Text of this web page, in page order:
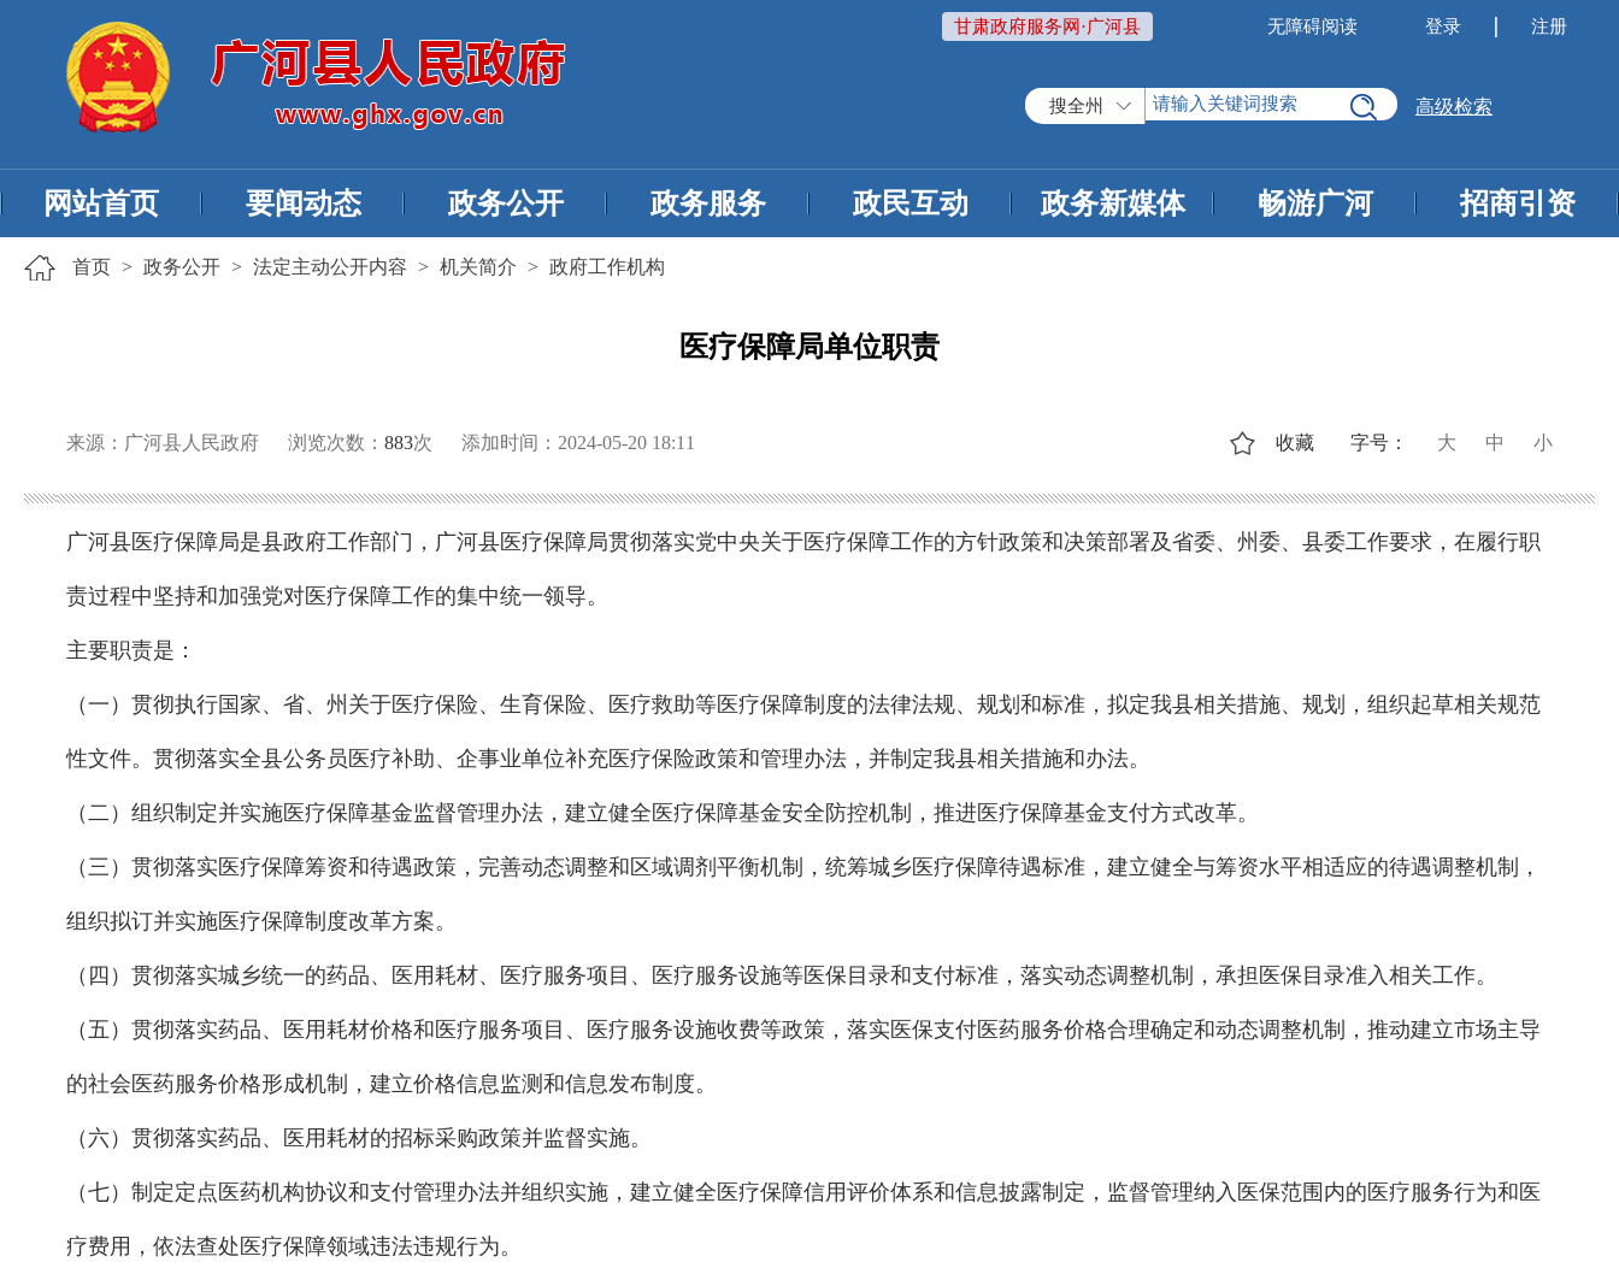
登录 注册
无障碍阅读
甘肃政府服务网·广河县
搜全州 高级检索
网站首页 要闻动态 政务公开 政务服务 政民互动 政务新媒体 畅游广河 招商引资
首页 > 政务公开 > 法定主动公开内容 > 机关简介 > 政府工作机构
医疗保障局单位职责
来源：广河县人民政府 浏览次数： 883次 添加时间：2024-05-20 18:11 字号： 大 中 小
收藏
广河县医疗保障局是县政府工作部门，广河县医疗保障局贯彻落实党中央关于医疗保障工作的方针政策和决策部署及省委、州委、县委工作要求，在履行职
责过程中坚持和加强党对医疗保障工作的集中统一领导。
主要职责是：
（一）贯彻执行国家、省、州关于医疗保险、生育保险、医疗救助等医疗保障制度的法律法规、规划和标准，拟定我县相关措施、规划，组织起草相关规范
性文件。贯彻落实全县公务员医疗补助、企事业单位补充医疗保险政策和管理办法，并制定我县相关措施和办法。
（二）组织制定并实施医疗保障基金监督管理办法，建立健全医疗保障基金安全防控机制，推进医疗保障基金支付方式改革。
（三）贯彻落实医疗保障筹资和待遇政策，完善动态调整和区域调剂平衡机制，统筹城乡医疗保障待遇标准，建立健全与筹资水平相适应的待遇调整机制，
组织拟订并实施医疗保障制度改革方案。
（四）贯彻落实城乡统一的药品、医用耗材、医疗服务项目、医疗服务设施等医保目录和支付标准，落实动态调整机制，承担医保目录准入相关工作。
（五）贯彻落实药品、医用耗材价格和医疗服务项目、医疗服务设施收费等政策，落实医保支付医药服务价格合理确定和动态调整机制，推动建立市场主导
的社会医药服务价格形成机制，建立价格信息监测和信息发布制度。
（六）贯彻落实药品、医用耗材的招标采购政策并监督实施。
（七）制定定点医药机构协议和支付管理办法并组织实施，建立健全医疗保障信用评价体系和信息披露制定，监督管理纳入医保范围内的医疗服务行为和医
疗费用，依法查处医疗保障领域违法违规行为。